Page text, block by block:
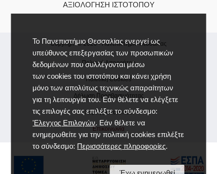
Το Πανεπιστήμιο Θεσσαλίας ενεργεί ως
υπεύθυνος επεξεργασίας των προσωπικών
δεδομένων που συλλέγονται μέσω
των cookies του ιστοτόπου και κάνει χρήση
μόνο των απολύτως τεχνικώς απαραίτητων
για τη λειτουργία του. Εάν θέλετε να ελέγξετε
τις επιλογές σας επιλέξτε το σύνδεσμο:
'Ελεγχος Επιλογών. Εάν θέλετε να
ενημερωθείτε για την πολιτική cookies επιλέξτε
το σύνδεσμο: Περισσότερες πληροφορίες.
ΑΞΙΟΛΌΓΗΣΗ ΙΣΤΌΤΟΠΟΥ
Copyright © 2026 -Πανεπιστήμιο Θεσσαλίας
Πολιτική Απορρήτου
Πολιτική Cookies
Δήλωση Προσβασιμότητας
Χάρτης Ιστοτόπου
Επικοινωνία